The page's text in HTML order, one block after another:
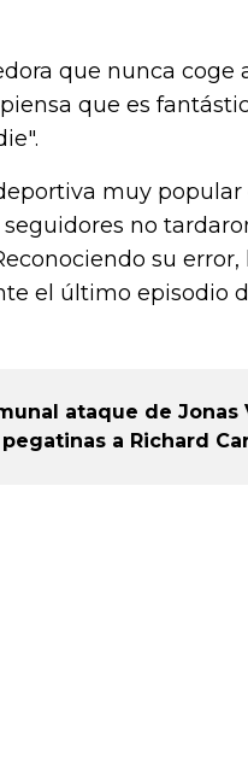
que nunca coge
que es
muy
no
su
el último episodio
ataque de
a Richard